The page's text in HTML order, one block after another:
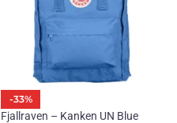
-33%
Fjallraven – Kanken UN Blue